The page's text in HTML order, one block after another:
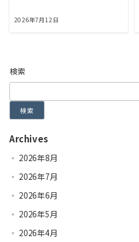
2026年7月12日
検索
検索
Archives
2026年8月
2026年7月
2026年6月
2026年5月
2026年4月